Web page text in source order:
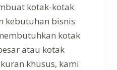
kotak-kotak
kebutuhan bisnis
kotak
atau kotak
khusus, kami